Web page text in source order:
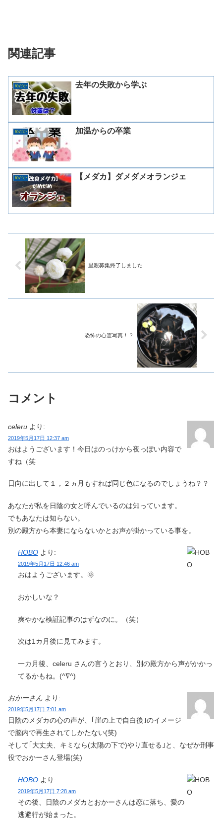
関連記事
めだか 去年の失敗から学ぶ
めだか 加温からの卒業
めだか 【メダカ】ダメダメオランジェ
里親募集終了しました
恐怖の心霊写真！？
コメント
celeru より:
2019年5月17日 12:37 am
おはようございます！今日はのっけから夜っぽい内容で
すね（笑
日向に出して１，２ヵ月もすれば同じ色になるのでしょうね？？
あなたが私を日陰の女と呼んでいるのは知っています。
でもあなたは知らない。
別の殿方から本妻にならないかとお声が掛かっている事を。
HOBO より:
2019年5月17日 12:46 am
おはようございます。🌞
おかしいな？
爽やかな検証記事のはずなのに。（笑）
次は1カ月後に見てみます。
一カ月後、celeru さんの言うとおり、別の殿方から声がかかっ
てるかもね。(^∇^)
おかーさん より:
2019年5月17日 7:01 am
日陰のメダカの心の声が、｢崖の上で自白後｣のイメージ
で脳内で再生されてしかたない(笑)
そして｢大丈夫、キミなら(太陽の下で)やり直せる｣と、なぜか刑事
役でおかーさん登場(笑)
HOBO より:
2019年5月17日 7:28 am
その後、日陰のメダカとおかーさんは恋に落ち、愛の
逃避行が始まった。